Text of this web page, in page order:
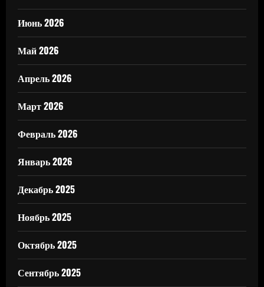
Июнь 2026
Май 2026
Апрель 2026
Март 2026
Февраль 2026
Январь 2026
Декабрь 2025
Ноябрь 2025
Октябрь 2025
Сентябрь 2025